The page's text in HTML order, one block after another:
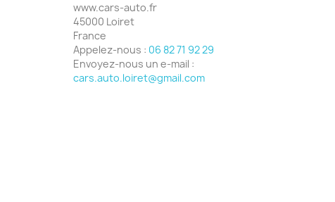
www.cars-auto.fr
45000 Loiret
France
Appelez-nous : 06 82 71 92 29
Envoyez-nous un e-mail :
cars.auto.loiret@gmail.com